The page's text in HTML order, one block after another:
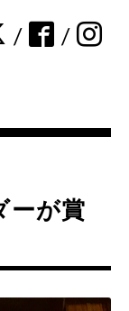
/ /
ーが賞